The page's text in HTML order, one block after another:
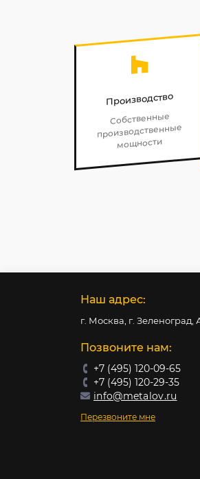
Производство
Собственные
производственные
мощности
Наш адрес:
г. Москва, г. Зеленоград,
Позвоните нам:
+7 (495) 120-09-65
+7 (495) 120-29-35
info@metalov.ru
Перезвоните мне